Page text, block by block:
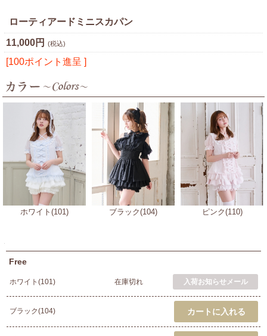
ローティアードミニスカパン
11,000円 (税込)
[100ポイント進呈 ]
ホワイト(101) ブラック(104) ピンク(110)
Free
ホワイト(101) 在庫切れ
ブラック(104)